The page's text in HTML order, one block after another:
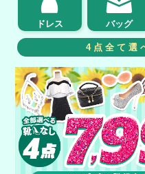
ドレス バッグ
4点全て選